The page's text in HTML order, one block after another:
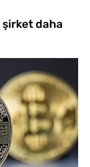
şirket daha